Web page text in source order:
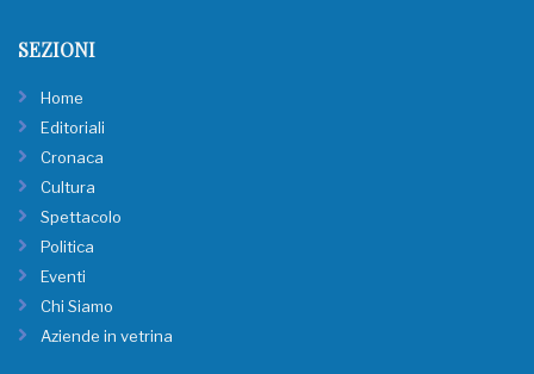
SEZIONI
Home
Editoriali
Cronaca
Cultura
Spettacolo
Politica
Eventi
Chi Siamo
Aziende in vetrina